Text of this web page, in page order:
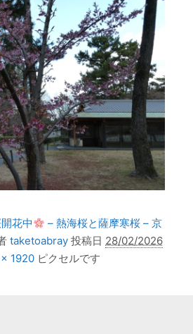
花中
– 熱海桜と薩摩寒桜 – 京
taketoabray 投稿日 28/02/2026
1920 ピクセルです